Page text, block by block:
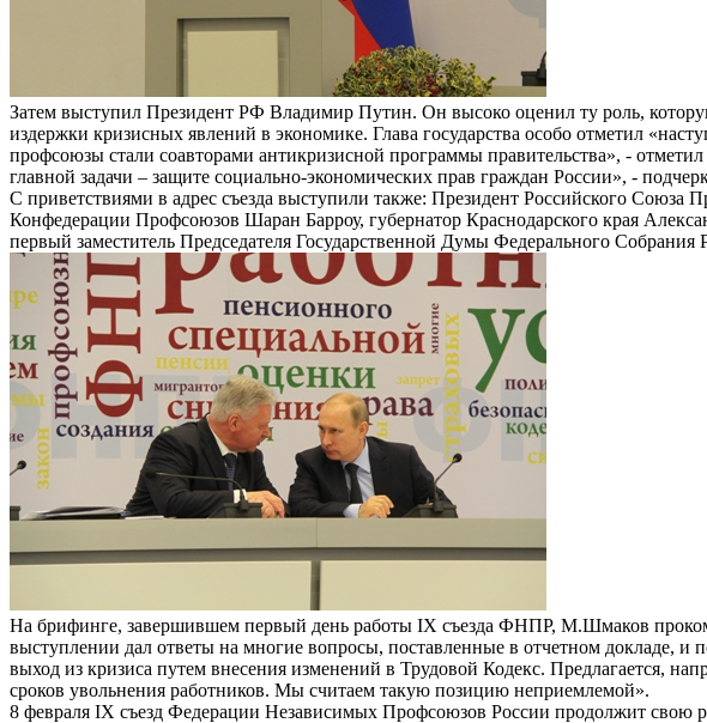
Затем выступил Президент РФ Владимир Путин. Он высоко оценил ту роль,
издержки кризисных явлений в экономике. Глава государства особо отметил
профсоюзы стали соавторами антикризисной программы правительства», -
главной задачи – защите социально-экономических прав граждан России», -
С приветствиями в адрес съезда выступили также: Президент Российского
Конфедерации Профсоюзов Шаран Барроу, губернатор Краснодарского края
первый заместитель Председателя Государственной Думы Федерального
На брифинге, завершившем первый день работы IX съезда ФНПР, М.Шмаков
выступлении дал ответы на многие вопросы, поставленные в отчетном докладе,
выход из кризиса путем внесения изменений в Трудовой Кодекс. Предлагается,
сроков увольнения работников. Мы считаем такую позицию неприемлемой».
8 февраля IX съезд Федерации Независимых Профсоюзов России продолжит свою